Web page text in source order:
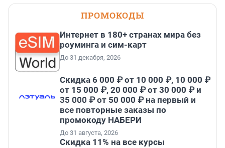
ПРОМОКОДЫ
Интернет в 180+ странах мира без
роуминга и сим-карт
До 31 декабря, 2026
Скидка 6 000 ₽ от 10 000 ₽, 10 000 ₽
от 15 000 ₽, 20 000 ₽ от 30 000 ₽ и
35 000 ₽ от 50 000 ₽ на первый и
все повторные заказы по
промокоду НАБЕРИ
До 31 августа, 2026
Скидка 11% на все курсы